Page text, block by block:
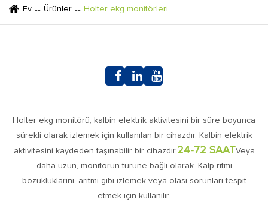
Ev Ürünler Holter ekg monitörleri
Holter ekg monitörü, kalbin elektrik aktivitesini bir süre boyunca
sürekli olarak izlemek için kullanılan bir cihazdır. Kalbin elektrik
aktivitesini kaydeden taşınabilir bir cihazdır.24-72 SAATVeya
daha uzun, monitörün türüne bağlı olarak. Kalp ritmi
bozukluklarını, aritmi gibi izlemek veya olası sorunları tespit
etmek için kullanılır.